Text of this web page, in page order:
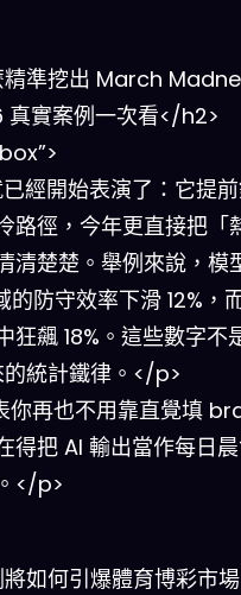
準挖出 March
實案例一次看</h2>
經開始表演了：它提
路徑，今年更直接把「
清楚楚。舉例來說，模
的防守效率下滑 12%，
狂飆 18%。這些數字不
統計鐵律。</p>
你再也不用靠直覺填
得把 AI 輸出當作每日
</p>
如何引爆體育博彩市